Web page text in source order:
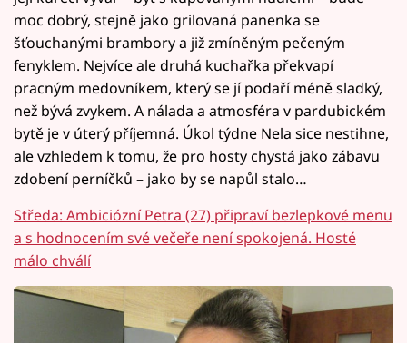
moc dobrý, stejně jako grilovaná panenka se
šťouchanými brambory a již zmíněným pečeným
fenyklem. Nejvíce ale druhá kuchařka překvapí
pracným medovníkem, který se jí podaří méně sladký,
než bývá zvykem. A nálada a atmosféra v pardubickém
bytě je v úterý příjemná. Úkol týdne Nela sice nestihne,
ale vzhledem k tomu, že pro hosty chystá jako zábavu
zdobení perníčků – jako by se napůl stalo…
Středa: Ambiciózní Petra (27) připraví bezlepkové menu
a s hodnocením své večeře není spokojená. Hosté
málo chválí